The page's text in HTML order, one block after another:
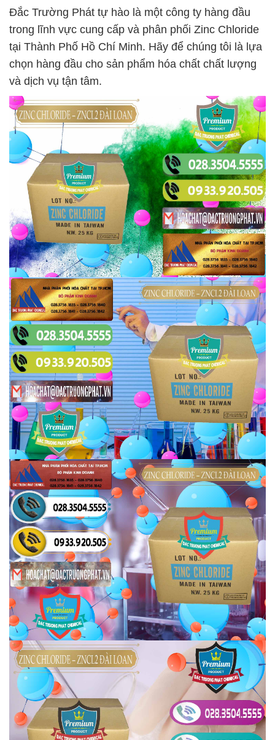
Đắc Trường Phát tự hào là một công ty hàng đầu
trong lĩnh vực cung cấp và phân phối Zinc Chloride
tại Thành Phố Hồ Chí Minh. Hãy để chúng tôi là lựa
chọn hàng đầu cho sản phẩm hóa chất chất lượng
và dịch vụ tận tâm.